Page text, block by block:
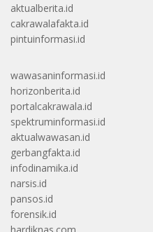
aktualberita.id
cakrawalafakta.id
pintuinformasi.id
wawasaninformasi.id
horizonberita.id
portalcakrawala.id
spektruminformasi.id
aktualwawasan.id
gerbangfakta.id
infodinamika.id
narsis.id
pansos.id
forensik.id